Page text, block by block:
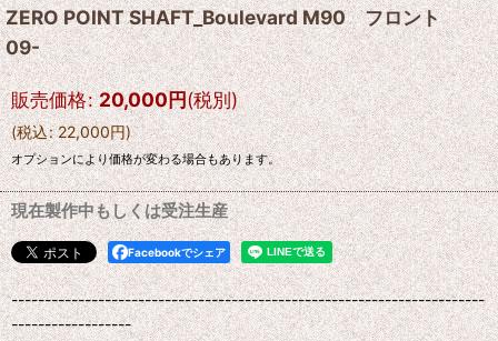
ZERO POINT SHAFT_Boulevard M90 フロント
09-
販売価格: 20,000円(税別)
(税込: 22,000円)
オプションにより価格が変わる場合もあります。
現在製作中もしくは受注生産
Facebookでシェア
-----------------------------------------------------------------------
------------------